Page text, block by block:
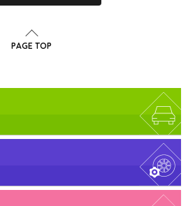
PAGE TOP